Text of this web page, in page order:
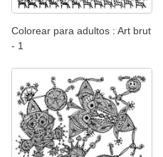
Colorear para adultos : Art brut
- 1